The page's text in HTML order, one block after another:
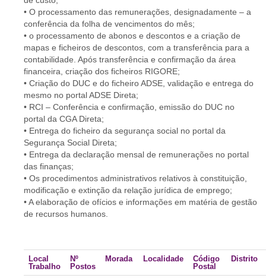
• O processamento das remunerações, designadamente – a
conferência da folha de vencimentos do mês;
• o processamento de abonos e descontos e a criação de
mapas e ficheiros de descontos, com a transferência para a
contabilidade. Após transferência e confirmação da área
financeira, criação dos ficheiros RIGORE;
• Criação do DUC e do ficheiro ADSE, validação e entrega do
mesmo no portal ADSE Direta;
• RCI – Conferência e confirmação, emissão do DUC no
portal da CGA Direta;
• Entrega do ficheiro da segurança social no portal da
Segurança Social Direta;
• Entrega da declaração mensal de remunerações no portal
das finanças;
• Os procedimentos administrativos relativos à constituição,
modificação e extinção da relação jurídica de emprego;
• A elaboração de ofícios e informações em matéria de gestão
de recursos humanos.
Local
Trabalho
Nº
Postos
Morada Localidade
Código
Postal
Distrito